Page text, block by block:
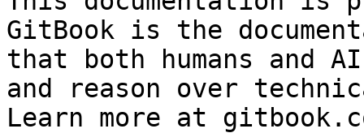
GitBook is the
that both humans and
and reason over
Learn more at